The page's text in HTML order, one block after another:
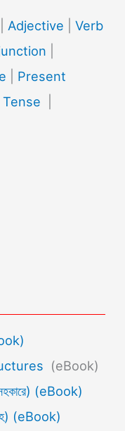
Adjective |Verb
Present
(eBook)
(eBook)
(eBook)